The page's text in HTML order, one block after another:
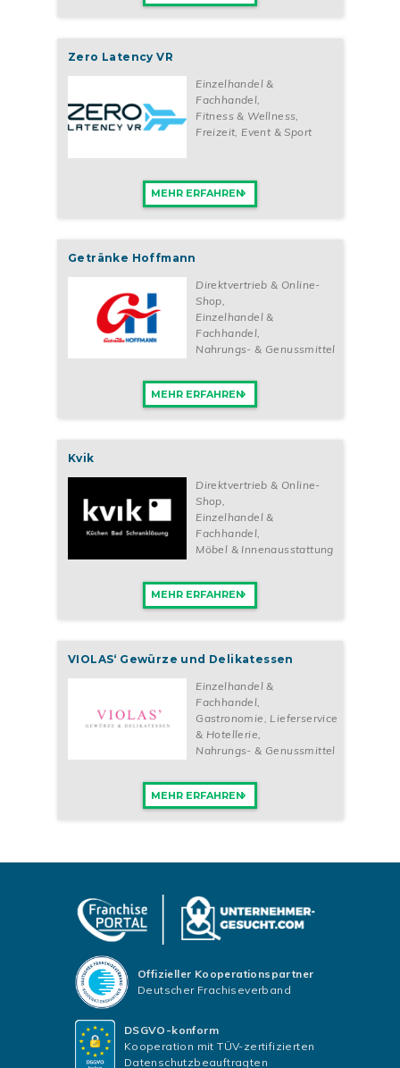
Zero Latency VR
Einzelhandel &
Fachhandel,
Fitness & Wellness,
Freizeit, Event & Sport
MEHR ERFAHREN
Getränke Hoffmann
Direktvertrieb & Online-
Shop
Einzelhandel &
Fachhandel
Nahrungs- & Genussmittel
MEHR ERFAHREN
Kvik
Direktvertrieb & Online-
Shop,
Einzelhandel &
Fachhandel,
Möbel & Innenausstattung
MEHR ERFAHREN
VIOLAS‘ Gewürze und Delikatessen
Einzelhandel &
Fachhandel
Gastronomie, Lieferservice
& Hotellerie
Nahrungs- & Genussmittel
MEHR ERFAHREN
Offizieller Kooperationspartner
Deutscher Frachiseverband
DSGVO-konform
Kooperation mit TÜV-zertifizierten
Datenschutzbeauftragten